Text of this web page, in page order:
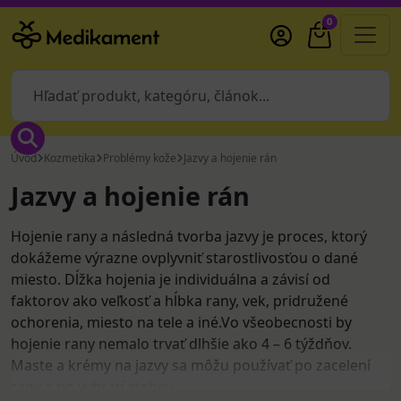
0
Úvod Kozmetika Problémy kože Jazvy a hojenie rán
Jazvy a hojenie rán
Hojenie rany a následná tvorba jazvy je proces, ktorý
dokážeme výrazne ovplyvniť starostlivosťou o dané
miesto. Dĺžka hojenia je individuálna a závisí od
faktorov ako veľkosť a hĺbka rany, vek, pridružené
ochorenia, miesto na tele a iné.Vo všeobecnosti by
hojenie rany nemalo trvať dlhšie ako 4 – 6 týždňov.
Maste a krémy na jazvy sa môžu používať po zacelení